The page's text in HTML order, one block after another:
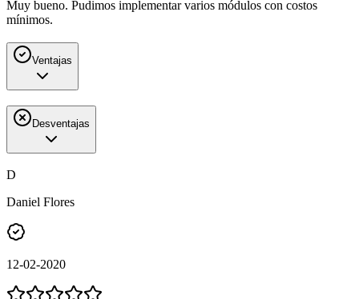
Muy bueno. Pudimos implementar varios módulos con costos
mínimos.
Ventajas
Desventajas
D
Daniel Flores
12-02-2020